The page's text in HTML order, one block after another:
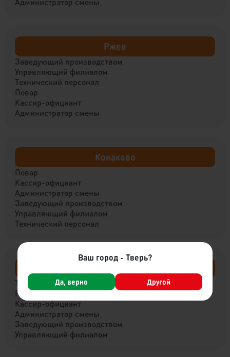
Ваш город - Тверь?
Да, верно Другой
Ржев
Заведующий производством
Управляющий филиалом
Технический персонал
Повар
Кассир-официант
Администратор смены
Конаково
Повар
Кассир-официант
Администратор смены
Заведующий производством
Управляющий филиалом
Технический персонал
Технический персонал
Повар
Кассир-официант
Администратор смены
Заведующий производством
Управляющий филиалом